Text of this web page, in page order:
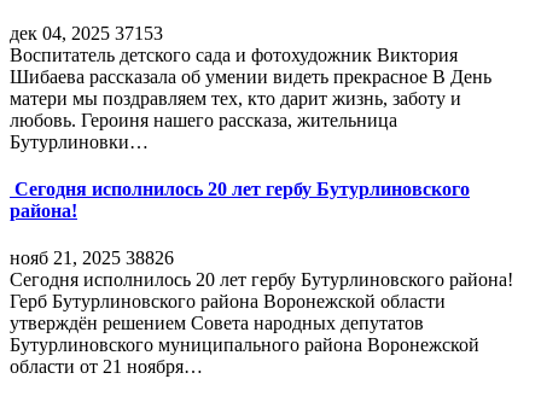
дек 04, 2025 37153
Воспитатель детского сада и фотохудожник Виктория
Шибаева рассказала об умении видеть прекрасное В День
матери мы поздравляем тех, кто дарит жизнь, заботу и
любовь. Героиня нашего рассказа, жительница
Бутурлиновки…
Сегодня исполнилось 20 лет гербу Бутурлиновского
района!
нояб 21, 2025 38826
Сегодня исполнилось 20 лет гербу Бутурлиновского района!
Герб Бутурлиновского района Воронежской области
утверждён решением Совета народных депутатов
Бутурлиновского муниципального района Воронежской
области от 21 ноября…